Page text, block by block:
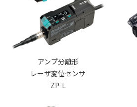
アンプ分離形
レーザ変位センサ
ZP-L